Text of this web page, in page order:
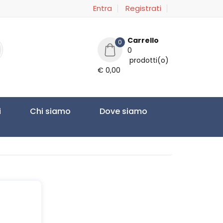
Entra Registrati
0
Carrello
0
prodotti(o)
€ 0,00
Chi siamo Dove siamo